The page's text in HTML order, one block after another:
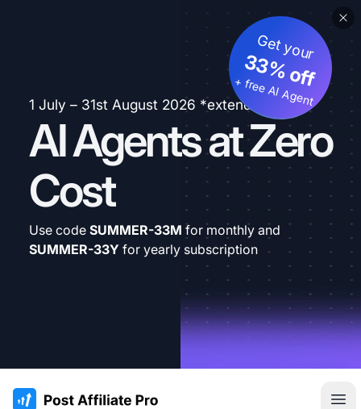
1 July – 31st August 2026 *extended
AI Agents at Zero
Cost
Get your
33% off
+ free AI Agent
Use code SUMMER-33M for monthly and
SUMMER-33Y for yearly subscription
:site.title